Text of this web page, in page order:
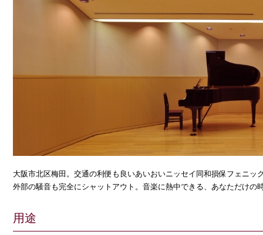
大阪市北区梅田。交通の利便も良いあいおいニッセイ同和損保フェニッ
外部の騒音も完全にシャットアウト。音楽に熱中できる、あなただけの
用途